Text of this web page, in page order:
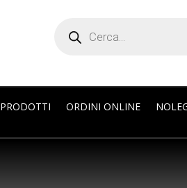
search
PRODOTTI ORDINI ONLINE